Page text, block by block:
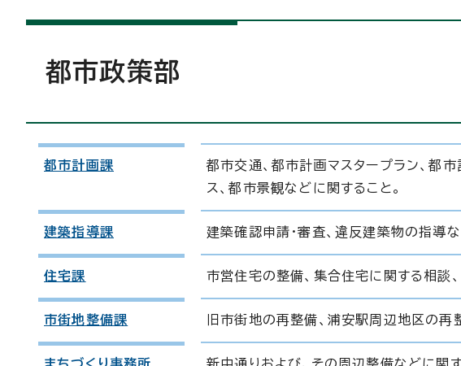
都市政策部
都市計画課
都市交通、都市計画マスタープラン、都市
ス、都市景観などに関すること。
建築指導課 建築確認申請・審査、違反建築物の指導な
住宅課 市営住宅の整備、集合住宅に関する相談
市街地整備課 旧市街地の再整備、浦安駅周辺地区の再